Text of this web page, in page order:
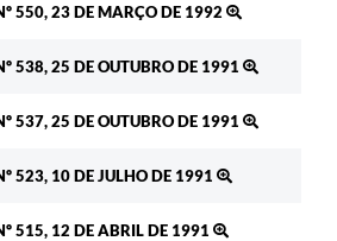
550, 23 DE MARÇO DE 1992
538, 25 DE OUTUBRO DE 1991
537, 25 DE OUTUBRO DE 1991
523, 10 DE JULHO DE 1991
515, 12 DE ABRIL DE 1991